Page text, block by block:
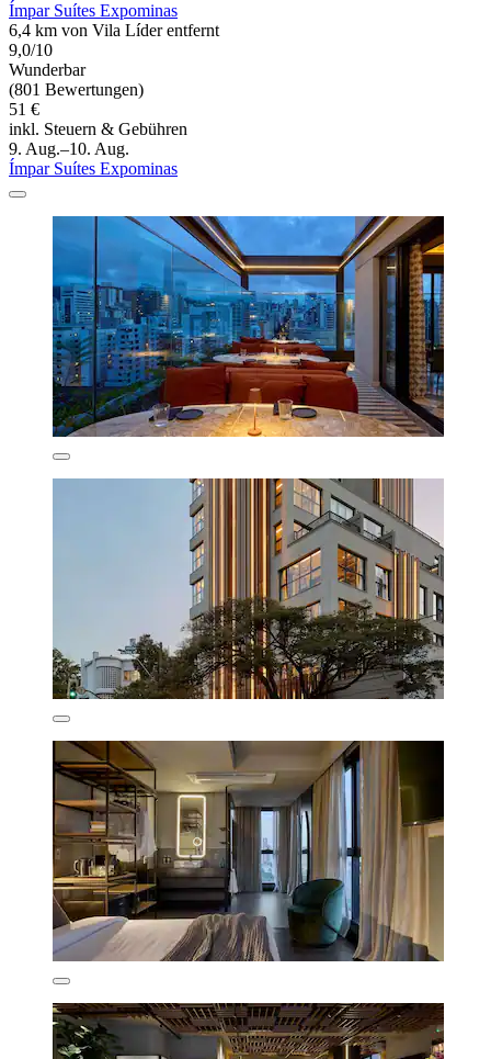
Ímpar Suítes Expominas
6,4 km von Vila Líder entfernt
9,0/10
Wunderbar
(801 Bewertungen)
51 €
inkl. Steuern & Gebühren
9. Aug.–10. Aug.
Ímpar Suítes Expominas